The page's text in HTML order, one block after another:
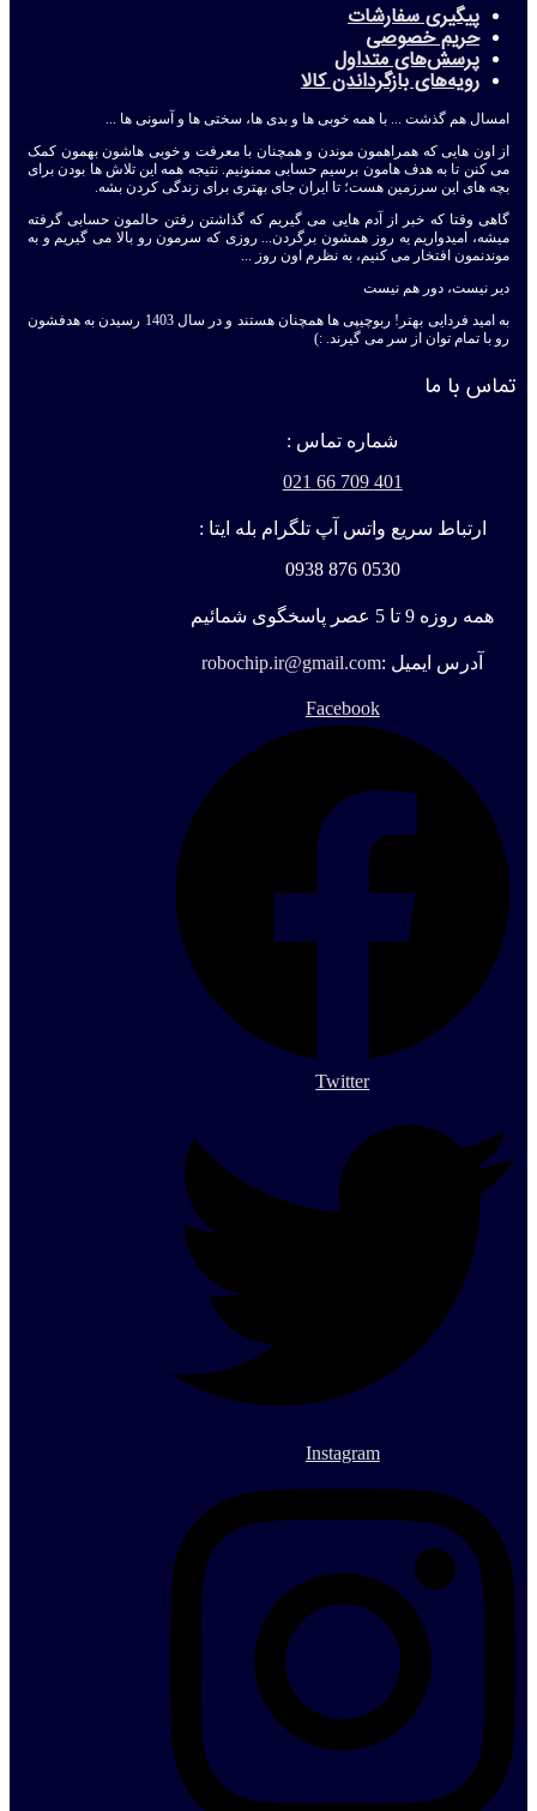
پیگیری سفارشات
حریم خصوصی
پرسش‌های متداول
رویه‌های بازگرداندن کالا
امسال هم گذشت ... با همه خوبی ها و بدی ها، سختی ها و آسونی ها ...
از اون هایی که همراهمون موندن و همچنان با معرفت و خوبی هاشون بهمون کمک
می کنن تا به هدف هامون برسیم حسابی ممنونیم. نتیجه همه این تلاش ها بودن برای
بچه های این سرزمین هست؛ تا ایران جای بهتری برای زندگی کردن بشه.
گاهی وقتا که خبر از آدم هایی می گیریم که گذاشتن رفتن حالمون حسابی گرفته
میشه، امیدواریم یه روز همشون برگردن... روزی که سرمون رو بالا می گیریم و به
موندنمون افتخار می کنیم، به نظرم اون روز ...
دیر نیست، دور هم نیست
به امید فردایی بهتر! ربوچیپی ها همچنان هستند و در سال 1403 رسیدن به هدفشون
رو با تمام توان از سر می گیرند. :)
تماس با ما
شماره تماس :
401 709 66 021
ارتباط سریع واتس آپ تلگرام بله ایتا :
0530 876 0938
همه روزه 9 تا 5 عصر پاسخگوی شمائیم
آدرس ایمیل :robochip.ir@gmail.com
Facebook
Twitter
Instagram